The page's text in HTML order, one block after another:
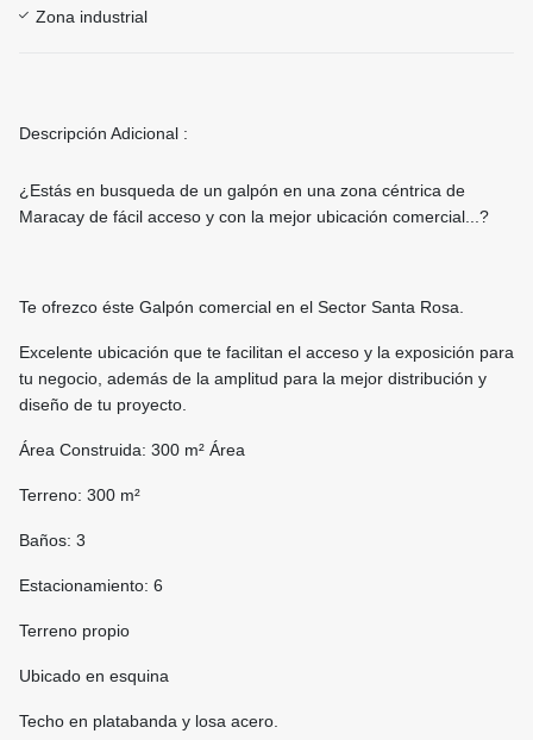
Zona industrial
Descripción Adicional :
¿Estás en busqueda de un galpón en una zona céntrica de
Maracay de fácil acceso y con la mejor ubicación comercial...?
Te ofrezco éste Galpón comercial en el Sector Santa Rosa.
Excelente ubicación que te facilitan el acceso y la exposición para
tu negocio, además de la amplitud para la mejor distribución y
diseño de tu proyecto.
Área Construida: 300 m² Área
Terreno: 300 m²
Baños: 3
Estacionamiento: 6
Terreno propio
Ubicado en esquina
Techo en platabanda y losa acero.